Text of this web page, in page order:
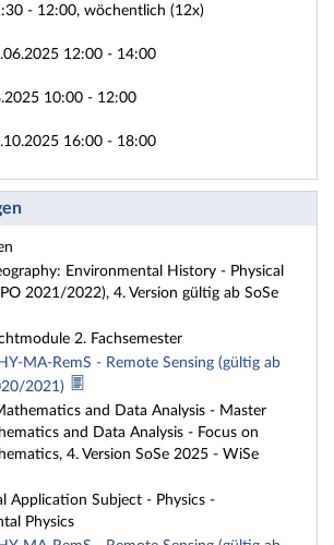
- 12:00, wöchentlich (12x)
12:00 - 14:00
10:00 - 12:00
16:00 - 18:00
Environmental History - Physical
2021/2022), 4. Version gültig ab SoSe
2. Fachsemester
MA-RemS - Remote Sensing (gültig ab
2021)
and Data Analysis - Master
and Data Analysis - Focus on
4. Version SoSe 2025 - WiSe
Application Subject - Physics -
Physics